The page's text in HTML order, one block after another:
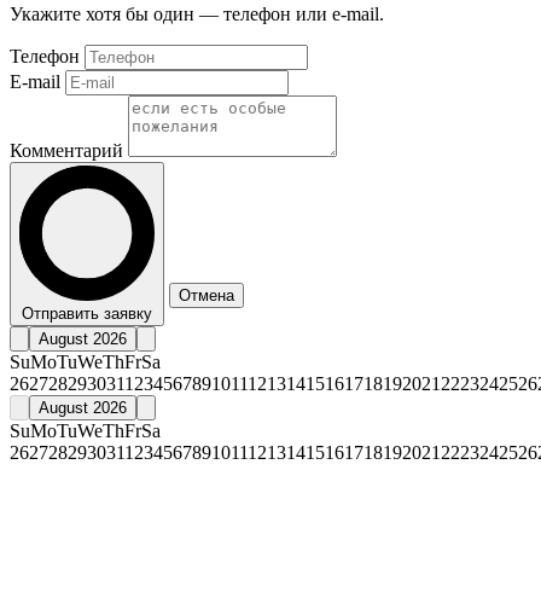
Укажите хотя бы один — телефон или e-mail.
Телефон
E-mail
Комментарий
Отправить заявку
Отмена
August 2026
SuMoTuWeThFrSa
2627282930311 23456789101112131415161718192021 2223242526
August 2026
SuMoTuWeThFrSa
2627282930311 23456789101112131415161718192021 2223242526